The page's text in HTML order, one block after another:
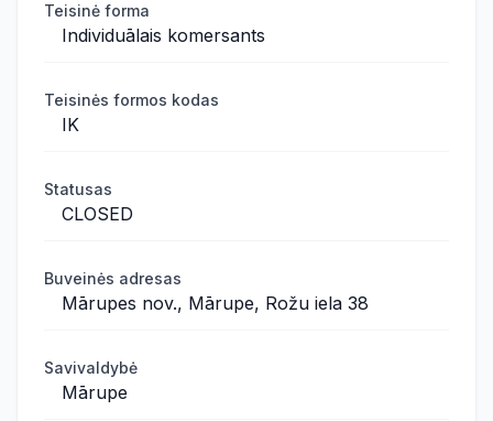
Teisinė forma
Individuālais komersants
Teisinės formos kodas
IK
Statusas
CLOSED
Buveinės adresas
Mārupes nov., Mārupe, Rožu iela 38
Savivaldybė
Mārupe